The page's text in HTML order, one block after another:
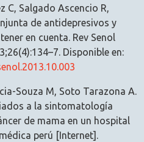
C, Salgado Ascencio R,
de antidepresivos y
en cuenta. Rev Senol
Disponible en:
Souza M, Soto Tarazona A.
a la sintomatología
de mama en un hospital
perú [Internet].